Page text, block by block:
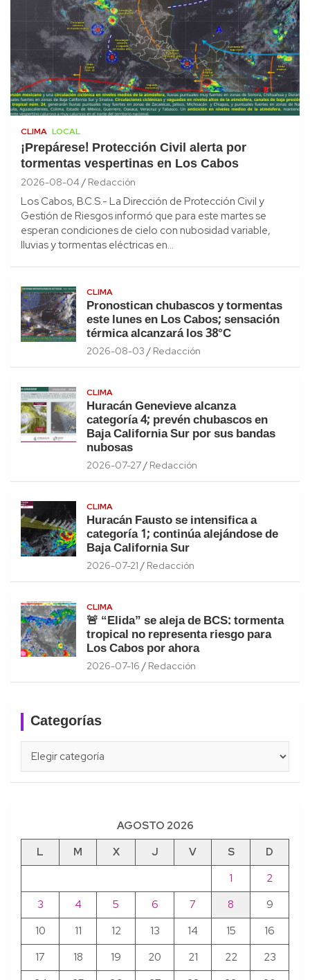
CLIMA LOCAL
¡Prepárese! Protección Civil alerta por
tormentas vespertinas en Los Cabos
2026-08-04 Redacción
Los Cabos, B.C.S.- La Dirección de Protección Civil y
Gestión de Riesgos informó que para este martes se
esperan condiciones de cielo con nubosidad variable,
lluvias y tormentas eléctricas en…
CLIMA
Pronostican chubascos y tormentas
este lunes en Los Cabos; sensación
térmica alcanzará los 38°C
2026-08-03 Redacción
CLIMA
Huracán Genevieve alcanza
categoría 4; prevén chubascos en
Baja California Sur por sus bandas
nubosas
2026-07-27 Redacción
CLIMA
Huracán Fausto se intensifica a
categoría 1; continúa alejándose de
Baja California Sur
2026-07-21 Redacción
CLIMA
🚨 “Elida” se aleja de BCS: tormenta
tropical no representa riesgo para
Los Cabos por ahora
2026-07-16 Redacción
Categorías
AGOSTO 2026
L
M X J V S
D
1
2
3
4 5 6 7 8
9
10
11 12 13 14 15
16
17
18 19 20 21 22
23